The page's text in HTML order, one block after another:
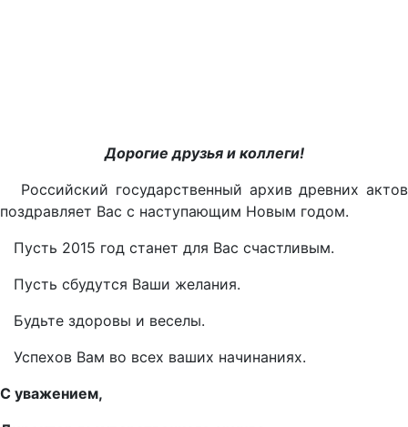
Дорогие друзья и коллеги!
Российский государственный архив древних актов
поздравляет Вас с наступающим Новым годом.
Пусть 2015 год станет для Вас счастливым.
Пусть сбудутся Ваши желания.
Будьте здоровы и веселы.
Успехов Вам во всех ваших начинаниях.
С уважением,